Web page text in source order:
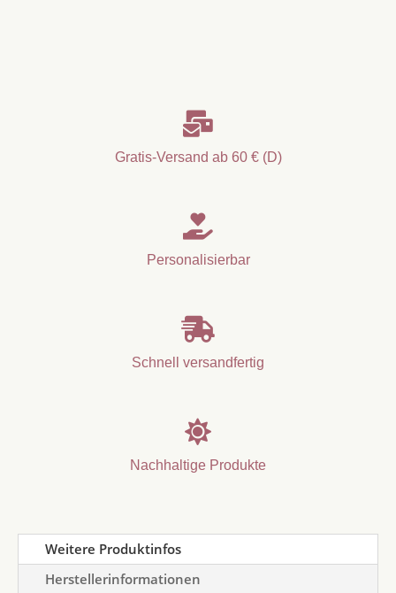

Gratis-Versand ab 60 € (D)

Personalisierbar

Schnell versandfertig

Nachhaltige Produkte
Weitere Produktinfos
Herstellerinformationen